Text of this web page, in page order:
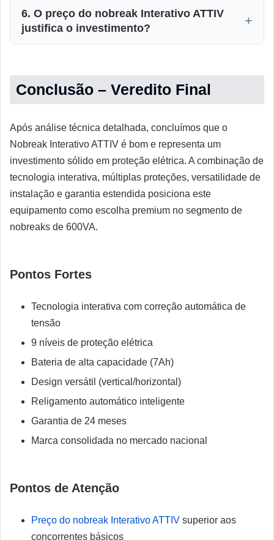
6. O preço do nobreak Interativo ATTIV
justifica o investimento?
Conclusão – Veredito Final
Após análise técnica detalhada, concluímos que o
Nobreak Interativo ATTIV é bom e representa um
investimento sólido em proteção elétrica. A combinação de
tecnologia interativa, múltiplas proteções, versatilidade de
instalação e garantia estendida posiciona este
equipamento como escolha premium no segmento de
nobreaks de 600VA.
Pontos Fortes
Tecnologia interativa com correção automática de
tensão
9 níveis de proteção elétrica
Bateria de alta capacidade (7Ah)
Design versátil (vertical/horizontal)
Religamento automático inteligente
Garantia de 24 meses
Marca consolidada no mercado nacional
Pontos de Atenção
Preço do nobreak Interativo ATTIV superior aos
concorrentes básicos